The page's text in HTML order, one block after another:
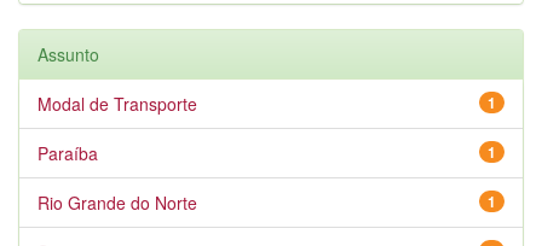
Assunto
1
Modal de Transporte
1
Paraíba
1
Rio Grande do Norte